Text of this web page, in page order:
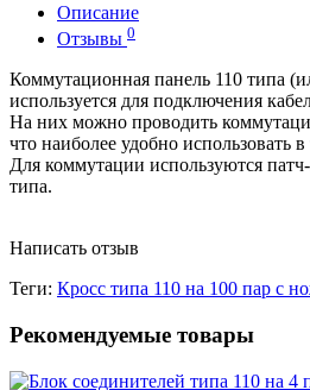
Описание
Отзывы 0
Коммутационная панель 110 типа
используется для подключения
На них можно проводить
что наиболее удобно использовать
Для коммутации используются
типа.
Написать отзыв
Теги: Кросс типа 110 на 100 пар с
Рекомендуемые товары